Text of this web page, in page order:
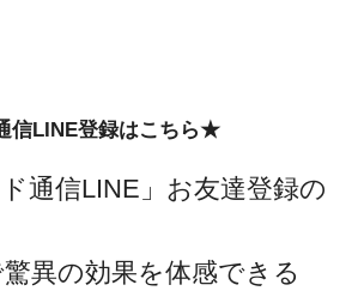
信LINE登録はこちら★
通信LINE」お友達登録の
驚異の効果を体感できる